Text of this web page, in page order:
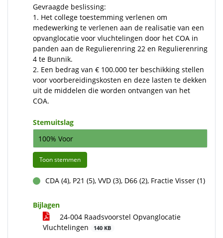
Gevraagde beslissing:
1. Het college toestemming verlenen om
medewerking te verlenen aan de realisatie van een
opvanglocatie voor vluchtelingen door het COA in
panden aan de Regulierenring 22 en Regulierenring
4 te Bunnik.
2. Een bedrag van € 100.000 ter beschikking stellen
voor voorbereidingskosten en deze lasten te dekken
uit de middelen die worden ontvangen van het
COA.
Stemuitslag
100% Voor
Toon stemmen
voor
CDA (4), P21 (5), VVD (3), D66 (2), Fractie Visser (1)
Bijlagen
24-004 Raadsvoorstel Opvanglocatie
Vluchtelingen
140 KB